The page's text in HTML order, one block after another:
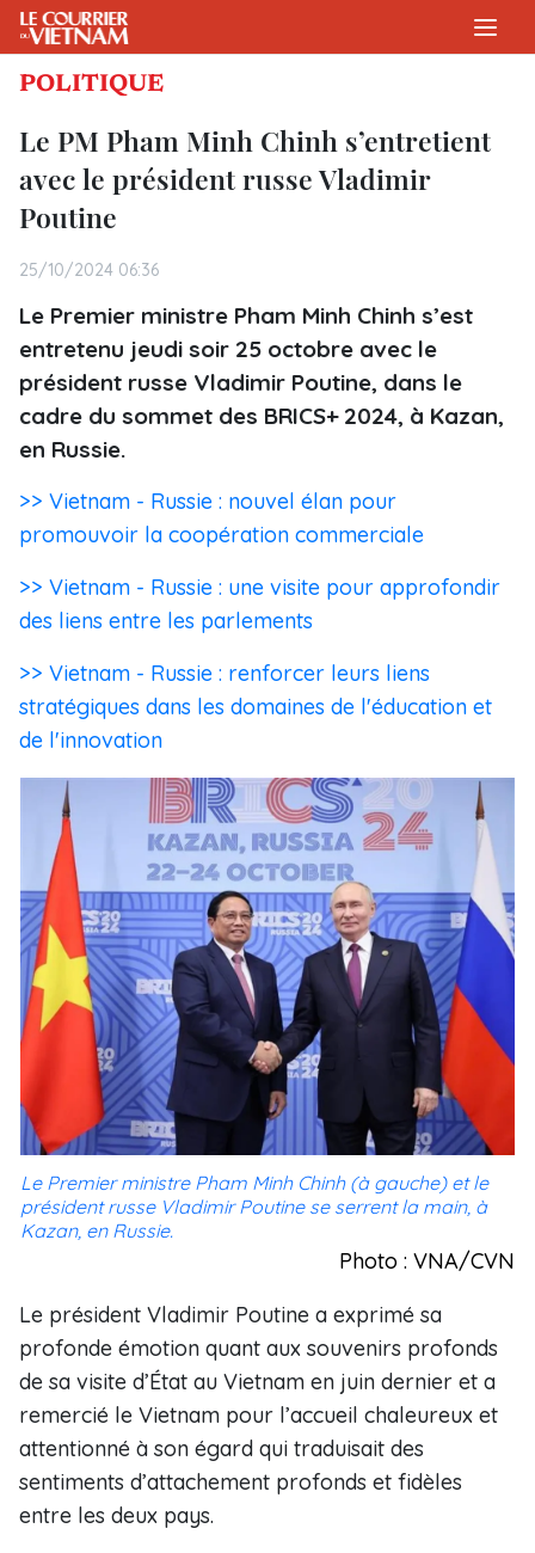
POLITIQUE
Le PM Pham Minh Chinh s’entretient
avec le président russe Vladimir
Poutine
25/10/2024 06:36
Le Premier ministre Pham Minh Chinh s’est
entretenu jeudi soir 25 octobre avec le
président russe Vladimir Poutine, dans le
cadre du sommet des BRICS+ 2024, à Kazan,
en Russie.
>> Vietnam - Russie : nouvel élan pour
promouvoir la coopération commerciale
>> Vietnam - Russie : une visite pour approfondir
des liens entre les parlements
>> Vietnam - Russie : renforcer leurs liens
stratégiques dans les domaines de l'éducation et
de l'innovation
Le Premier ministre Pham Minh Chinh (à gauche) et le
président russe Vladimir Poutine se serrent la main, à
Kazan, en Russie.
Photo : VNA/CVN
Le président Vladimir Poutine a exprimé sa
profonde émotion quant aux souvenirs profonds
de sa visite d’État au Vietnam en juin dernier et a
remercié le Vietnam pour l’accueil chaleureux et
attentionné à son égard qui traduisait des
sentiments d’attachement profonds et fidèles
entre les deux pays.